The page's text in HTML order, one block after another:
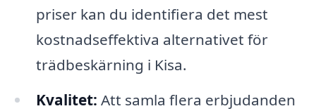
priser kan du identifiera det mest
kostnadseffektiva alternativet för
trädbeskärning i Kisa.
Kvalitet: Att samla flera erbjudanden